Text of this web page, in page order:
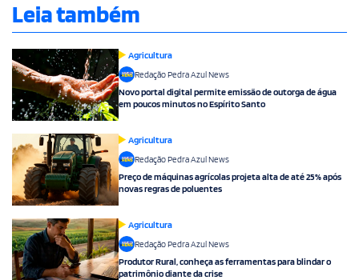
Leia também
Agricultura
Redação Pedra Azul News
Novo portal digital permite emissão de outorga de água
em poucos minutos no Espírito Santo
Agricultura
Redação Pedra Azul News
Preço de máquinas agrícolas projeta alta de até 25% após
novas regras de poluentes
Agricultura
Redação Pedra Azul News
Produtor Rural, conheça as ferramentas para blindar o
patrimônio diante da crise